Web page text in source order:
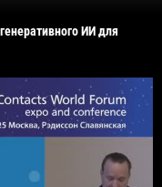
ИИ для